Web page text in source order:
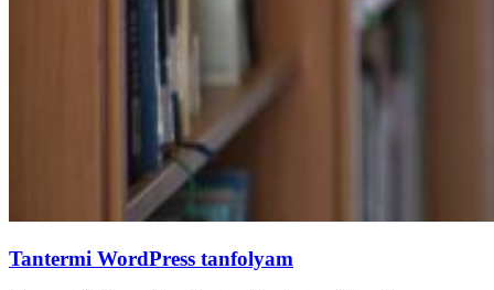
Tantermi WordPress tanfolyam